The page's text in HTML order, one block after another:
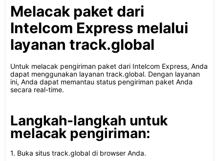
Melacak paket dari
Intelcom Express melalui
layanan track.global
Untuk melacak pengiriman paket dari Intelcom Express, Anda
dapat menggunakan layanan track.global. Dengan layanan
ini, Anda dapat memantau status pengiriman paket Anda
secara real-time.
Langkah-langkah untuk
melacak pengiriman:
1. Buka situs track.global di browser Anda.